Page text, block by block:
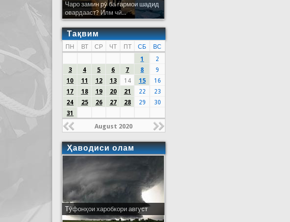
Чаро замин рӯ ба гармои шадид
овардааст? Илм чӣ...
Тақвим
ПН ВТ СР ЧТ ПТ СБ
ВС
1
2
3
4 5 6 7 8
9
10
11 12 13 14 15
16
17
18 19 20 21 22
23
24
25 26 27 28 29
30
31
August 2020
Ҳаводиси олам
Тӯфонҳои харобкори август